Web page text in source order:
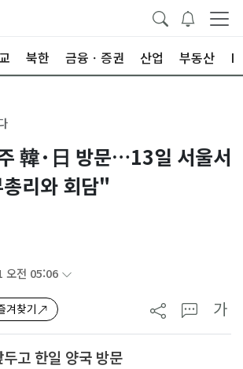
북한 금융ㆍ증권 산업 부동산
韓·日 방문…13일 서울서
리와 회담"
오전 05:06
겨찾기 가
고 한일 양국 방문